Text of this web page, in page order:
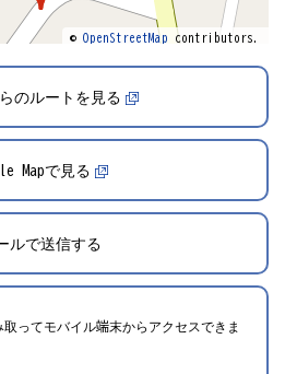
年12月1日登録
©OpenStreetMap contributors.
のルートを見る
Mapで見る
ルで送信する
取ってモバイル端末からアクセスできま